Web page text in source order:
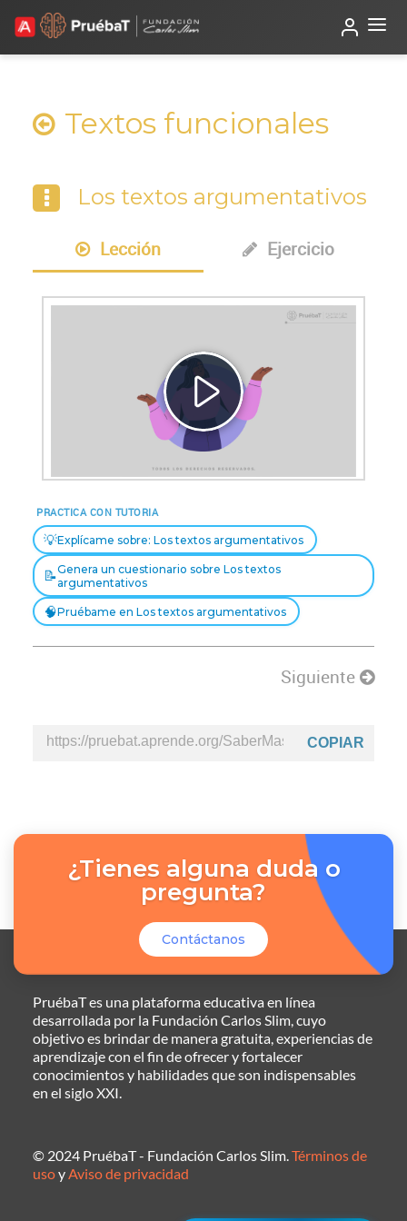
Textos funcionales
Los textos argumentativos
Lección Ejercicio
Reproducir
Vídeo
PRACTICA CON TUTORIA
💡Explícame sobre: Los textos argumentativos
📝Genera un cuestionario sobre Los textos
argumentativos
🧠Pruébame en Los textos argumentativos
Siguiente
COPIAR
¿Tienes alguna duda o
pregunta?
Contáctanos
PruébaT es una plataforma educativa en línea
desarrollada por la Fundación Carlos Slim, cuyo
objetivo es brindar de manera gratuita, experiencias de
aprendizaje con el fin de ofrecer y fortalecer
conocimientos y habilidades que son indispensables
en el siglo XXI.
© 2024 PruébaT - Fundación Carlos Slim.Términos de
usoyAviso de privacidad
TutorIABeta